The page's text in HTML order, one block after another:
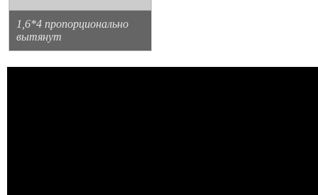
1,6*4 пропорционально
вытянут